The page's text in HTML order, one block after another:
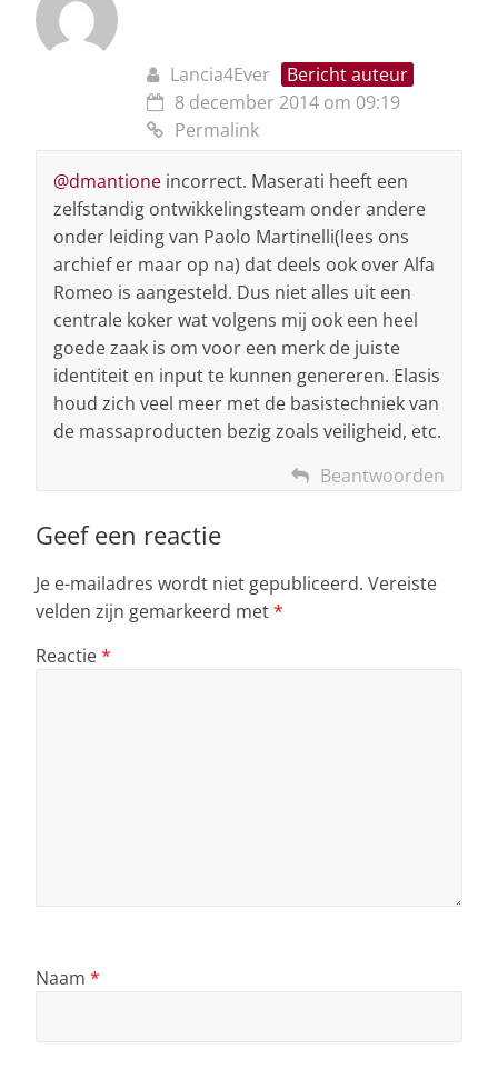
Lancia4Ever
Bericht auteur
8 december 2014 om 09:19
Permalink
@dmantione incorrect. Maserati heeft een
zelfstandig ontwikkelingsteam onder andere
onder leiding van Paolo Martinelli(lees ons
archief er maar op na) dat deels ook over Alfa
Romeo is aangesteld. Dus niet alles uit een
centrale koker wat volgens mij ook een heel
goede zaak is om voor een merk de juiste
identiteit en input te kunnen genereren. Elasis
houd zich veel meer met de basistechniek van
de massaproducten bezig zoals veiligheid, etc.
Beantwoorden
Geef een reactie
Je e-mailadres wordt niet gepubliceerd. Vereiste
velden zijn gemarkeerd met*
Reactie*
Naam *